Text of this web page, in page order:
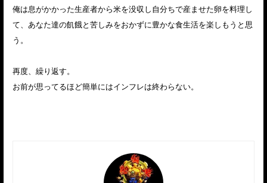
俺は息がかかった生産者から米を没収し自分ちで産ませた卵を料理し
て、あなた達の飢餓と苦しみをおかずに豊かな食生活を楽しもうと思
う。
再度、繰り返す。
お前が思ってるほど簡単にはインフレは終わらない。